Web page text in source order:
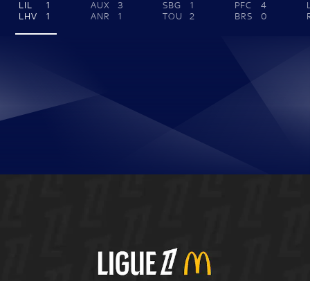
LIL
1
LHV
1
AUX
3
ANR
1
SBG
1
TOU
2
PFC
4
BRS
0